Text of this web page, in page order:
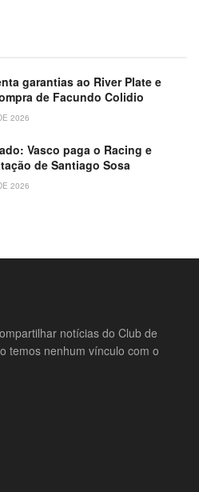
garantias ao River Plate e
de Facundo Colidio
2026
Vasco paga o Racing e
de Santiago Sosa
2026
notícias do Club de
temos nenhum vínculo com o